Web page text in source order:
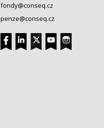
fondy@conseq.cz
penze@conseq.cz